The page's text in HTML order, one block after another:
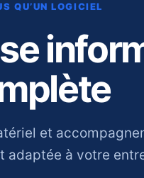
QU’UN LOGICIEL
et
adaptée à votre